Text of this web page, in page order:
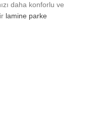
daha konforlu ve
lamine parke